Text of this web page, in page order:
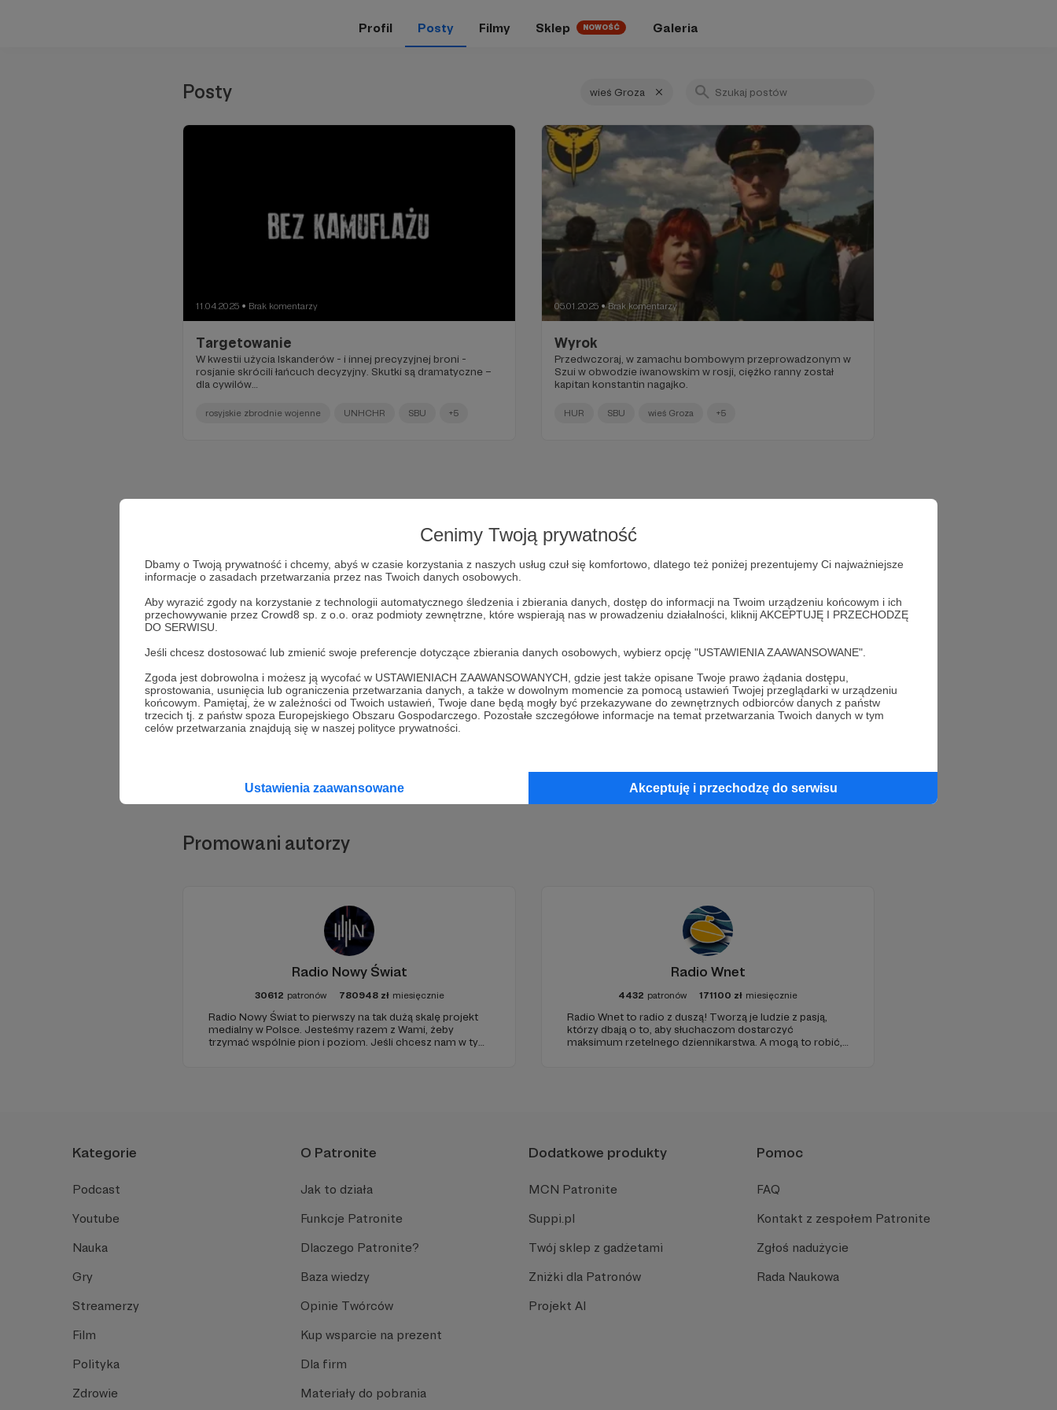
Cenimy Twoją prywatność
Dbamy o Twoją prywatność i chcemy, abyś w czasie korzystania z naszych usług czuł się komfortowo, dlatego też poniżej prezentujemy Ci najważniejsze
informacje o zasadach przetwarzania przez nas Twoich danych osobowych.
Aby wyrazić zgody na korzystanie z technologii automatycznego śledzenia i zbierania danych, dostęp do informacji na Twoim urządzeniu końcowym i ich
przechowywanie przez Crowd8 sp. z o.o. oraz podmioty zewnętrzne, które wspierają nas w prowadzeniu działalności, kliknij AKCEPTUJĘ I PRZECHODZĘ
DO SERWISU.
Jeśli chcesz dostosować lub zmienić swoje preferencje dotyczące zbierania danych osobowych, wybierz opcję "USTAWIENIA ZAAWANSOWANE".
Zgoda jest dobrowolna i możesz ją wycofać w USTAWIENIACH ZAAWANSOWANYCH, gdzie jest także opisane Twoje prawo żądania dostępu,
sprostowania, usunięcia lub ograniczenia przetwarzania danych, a także w dowolnym momencie za pomocą ustawień Twojej przeglądarki w urządzeniu
końcowym. Pamiętaj, że w zależności od Twoich ustawień, Twoje dane będą mogły być przekazywane do zewnętrznych odbiorców danych z państw
trzecich tj. z państw spoza Europejskiego Obszaru Gospodarczego. Pozostałe szczegółowe informacje na temat przetwarzania Twoich danych w tym
celów przetwarzania znajdują się w naszej polityce prywatności.
Ustawienia zaawansowane Akceptuję i przechodzę do serwisu
Profil Posty Filmy Sklep NOWOŚĆ Galeria
Posty wieś Groza
11.04.2025 ● Brak komentarzy
Targetowanie
W kwestii użycia Iskanderów - i innej precyzyjnej broni -
rosjanie skrócili łańcuch decyzyjny. Skutki są dramatyczne –
dla cywilów…
rosyjskie zbrodnie wojenne UNHCHR SBU +5
05.01.2025 ● Brak komentarzy
Wyrok
Przedwczoraj, w zamachu bombowym przeprowadzonym w
Szui w obwodzie iwanowskim w rosji, ciężko ranny został
kapitan konstantin nagajko.
HUR SBU wieś Groza +5
Dołącz do grona Patronów!
Wesprzyj działalność AutoraMarcin Ogdowskijuż teraz!
Promowani autorzy
Radio Nowy Świat
30612 patronów 780948 zł miesięcznie
Radio Nowy Świat to pierwszy na tak dużą skalę projekt
medialny w Polsce. Jesteśmy razem z Wami, żeby
trzymać wspólnie pion i poziom. Jeśli chcesz nam w tym
Radio Wnet
4432 patronów 171100 zł miesięcznie
Radio Wnet to radio z duszą! Tworzą je ludzie z pasją,
którzy dbają o to, aby słuchaczom dostarczyć
maksimum rzetelnego dziennikarstwa. A mogą to robić,
Kategorie
Podcast
Youtube
Nauka
Gry
Streamerzy
Film
Polityka
Zdrowie
O Patronite
Jak to działa
Funkcje Patronite
Dlaczego Patronite?
Baza wiedzy
Opinie Twórców
Kup wsparcie na prezent
Dla firm
Materiały do pobrania
Dodatkowe produkty
MCN Patronite
Suppi.pl
Twój sklep z gadżetami
Zniżki dla Patronów
Projekt AI
Pomoc
FAQ
Kontakt z zespołem Patronite
Zgłoś nadużycie
Rada Naukowa